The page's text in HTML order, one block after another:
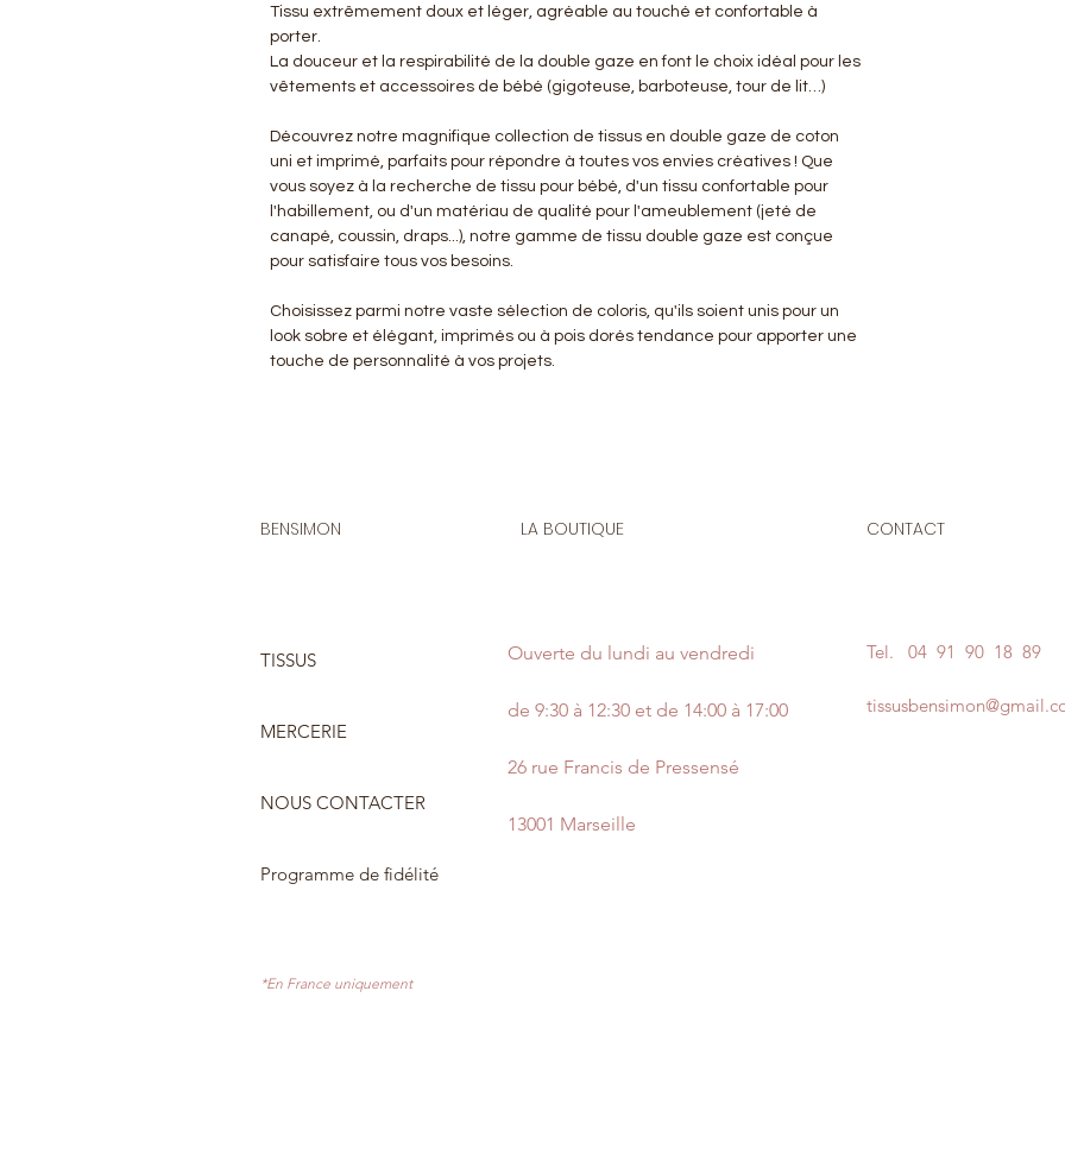
Tissu extrêmement doux et léger, agréable au touché et confortable à
porter.
La douceur et la respirabilité de la double gaze en font le choix idéal pour les
vêtements et accessoires de bébé (gigoteuse, barboteuse, tour de lit…)
Découvrez notre magnifique collection de tissus en double gaze de coton
uni et imprimé, parfaits pour répondre à toutes vos envies créatives ! Que
vous soyez à la recherche de tissu pour bébé, d'un tissu confortable pour
l'habillement, ou d'un matériau de qualité pour l'ameublement (jeté de
canapé, coussin, draps...), notre gamme de tissu double gaze est conçue
pour satisfaire tous vos besoins.
Choisissez parmi notre vaste sélection de coloris, qu'ils soient unis pour un
look sobre et élégant, imprimés ou à pois dorés tendance pour apporter une
touche de personnalité à vos projets.
BENSIMON
TISSUS
MERCERIE
NOUS CONTACTER
Programme de fidélité
LA BOUTIQUE
Ouverte du lundi au vendredi
de 9:30 à 12:30 et de 14:00 à 17:00
26 rue Francis de Pressensé
13001 Marseille
CONTACT
Tel. 04 91 90 18 89
*En France uniquement